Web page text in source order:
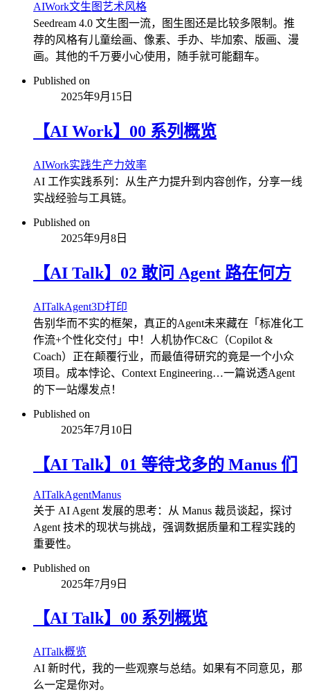
AIWork文生图 艺术风格
Seedream 4.0 文生图一流，图生图还是比较多限制。推
荐的风格有儿童绘画、像素、手办、毕加索、版画、漫
画。其他的千万要小心使用，随手就可能翻车。
Published on
2025年9月15日
【AI Work】00 系列概览
AIWork实践生产力效率
AI 工作实践系列：从生产力提升到内容创作，分享一线
实战经验与工具链。
Published on
2025年9月8日
【AI Talk】02 敢问 Agent 路在何方
AITalkAgent3D打印
告别华而不实的框架，真正的Agent未来藏在「标准化工
作流+个性化交付」中！人机协作C&C（Copilot &
Coach）正在颠覆行业，而最值得研究的竟是一个小众
项目。成本悖论、Context Engineering…一篇说透Agent
的下一站爆发点！
Published on
2025年7月10日
【AI Talk】01 等待戈多的 Manus 们
AITalkAgentManus
关于 AI Agent 发展的思考：从 Manus 裁员谈起，探讨
Agent 技术的现状与挑战，强调数据质量和工程实践的
重要性。
Published on
2025年7月9日
【AI Talk】00 系列概览
AITalk概览
AI 新时代，我的一些观察与总结。如果有不同意见，那
么一定是你对。